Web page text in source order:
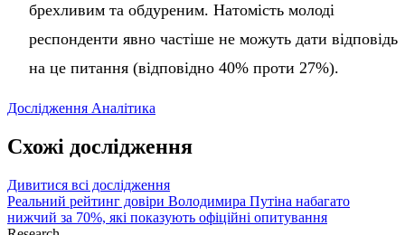
брехливим та обдуреним. Натомість молоді
респонденти явно частіше не можуть дати відповідь
на це питання (відповідно 40% проти 27%).
Дослідження Аналітика
Схожі дослідження
Дивитися всі дослідження
Реальний рейтинг довіри Володимира Путіна набагато
нижчий за 70%, які показують офіційні опитування